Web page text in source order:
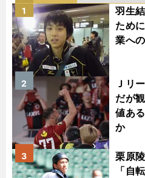
羽生
ため
業へ
1
Ｊリ
だが
値あ
か
2
栗原
「自
3